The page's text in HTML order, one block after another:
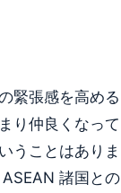
緊張感を高める
り仲良くなって
うことはありま
諸国との